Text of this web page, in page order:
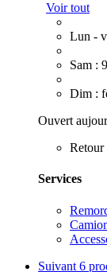
Voir tout
Lun -
Sam :
Dim :
Ouvert
Retour
Services
Suivant 6